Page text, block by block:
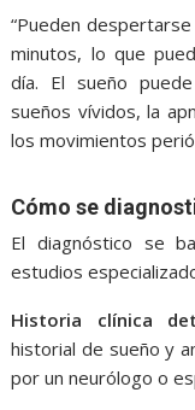
“Pueden
minutos, lo que
día. El sueño
sueños vívidos, la
los movimientos
Cómo se
El diagnóstico se
estudios
Historia clínica
historial de sueño y
por un neurólogo o